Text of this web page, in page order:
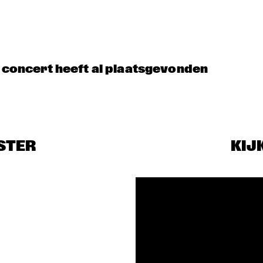
concert heeft al plaatsgevonden